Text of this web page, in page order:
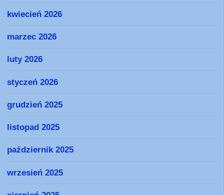
kwiecień 2026
marzec 2026
luty 2026
styczeń 2026
grudzień 2025
listopad 2025
październik 2025
wrzesień 2025